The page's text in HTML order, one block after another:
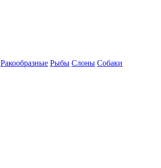
Ракообразные Рыбы Слоны Собаки